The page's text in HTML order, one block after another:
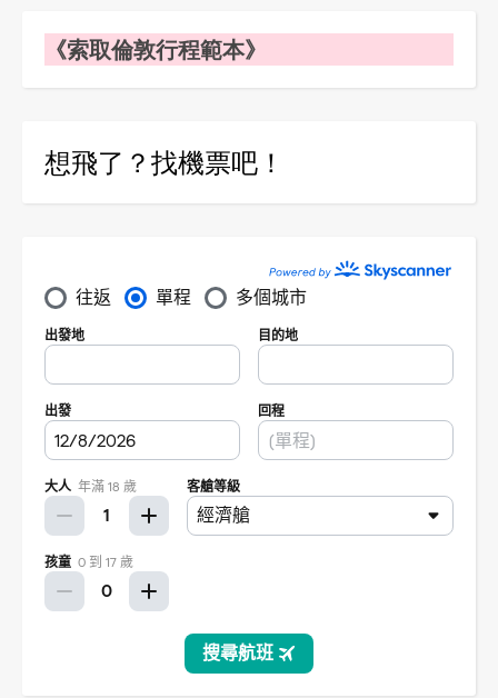
《索取倫敦行程範本》
想飛了？找機票吧！